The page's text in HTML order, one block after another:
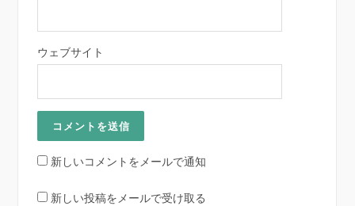
ウェブサイト
新しいコメントをメールで通知
新しい投稿をメールで受け取る